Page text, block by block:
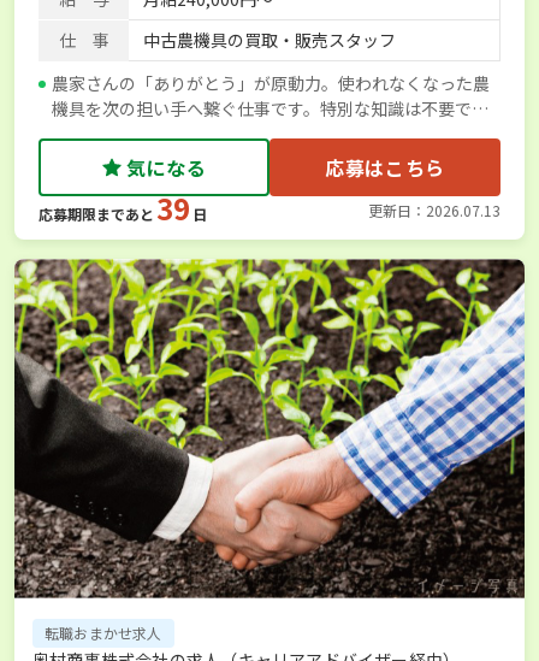
仕 事
中古農機具の買取・販売スタッフ
農家さんの「ありがとう」が原動力。使われなくなった農
機具を次の担い手へ繋ぐ仕事です。特別な知識は不要で
す！
気になる 応募はこちら
応募期限まであと 39 日 更新日：2026.07.13
転職おまかせ求人